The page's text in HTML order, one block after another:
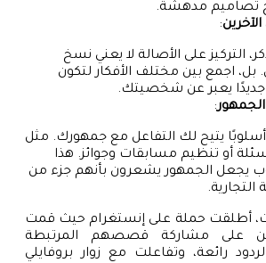
تصاميم مدهشة.
:
التركيز على الأصالة لا يعني نسخ
بل، اجمع بين مختلف الأفكار لتكون
جديدًا يعبر عن شخصيتك.
:
أسلوبًا يتيح لك التفاعل مع جمهورك. مثل
أو تنظيم مسابقات وجوائز. هذا
يجعل الجمهور يشعرون بأنهم جزء من
التجارية.
أطلقت حملة على إنستغرام حيث قمت
على مشاركة قصصهم المرتبطة
رائعة، وتفاعلت مع زوار بروفايلي